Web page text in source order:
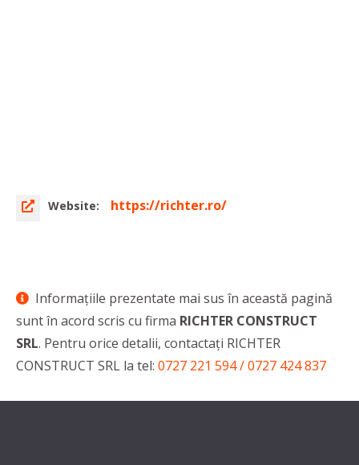
Website: https://richter.ro/
Informaţiile prezentate mai sus în această pagină
sunt în acord scris cu firma RICHTER CONSTRUCT
SRL. Pentru orice detalii, contactaţi RICHTER
CONSTRUCT SRL la tel: 0727 221 594 / 0727 424 837